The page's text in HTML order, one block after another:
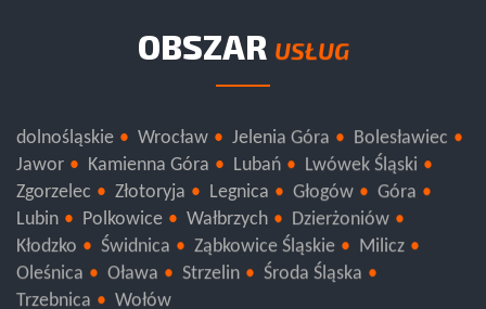
OBSZAR
dolnośląskie Wrocław Jelenia Góra
Bolesławiec
Jawor
Kamienna Góra Lubań
Lwówek Śląski
Zgorzelec
Złotoryja Legnica Głogów
Góra
Lubin
Polkowice Wałbrzych
Dzierżoniów
Kłodzko
Świdnica Ząbkowice Śląskie
Milicz
Oleśnica
Oława